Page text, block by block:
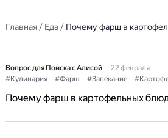
Главная/ Еда/ Почему фарш в
Вопрос для Поиска с Алисой
22 февраля
#Кулинария
#Фарш #Запекание
Почему фарш в картофельных